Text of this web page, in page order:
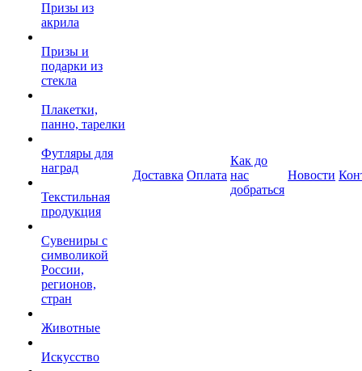
Призы из
акрила
Призы и
подарки из
стекла
Плакетки,
панно, тарелки
Футляры для
наград
Текстильная
продукция
Сувениры с
символикой
России,
регионов,
стран
Животные
Искусство
Доставка Оплата
Как до
нас
добраться
Новости